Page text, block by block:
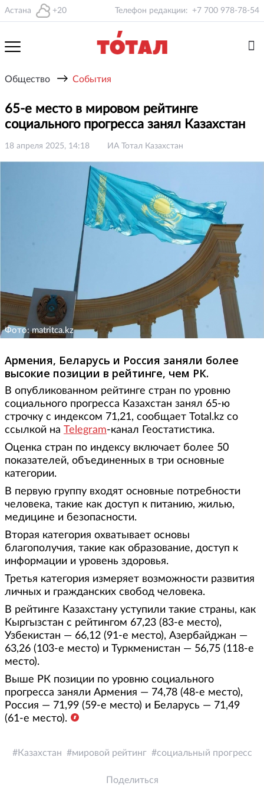
Астана +20 Телефон редакции: +7 700 978-78-54
Общество → События
65-е место в мировом рейтинге
социального прогресса занял Казахстан
18 апреля 2025, 14:18 ИА Тотал Казахстан
Фото: matritca.kz
Армения, Беларусь и Россия заняли более
высокие позиции в рейтинге, чем РК.
В опубликованном рейтинге стран по уровню
социального прогресса Казахстан занял 65-ю
строчку с индексом 71,21, сообщает Total.kz со
ссылкой на Telegram-канал Геостатистика.
Оценка стран по индексу включает более 50
показателей, объединенных в три основные
категории.
В первую группу входят основные потребности
человека, такие как доступ к питанию, жилью,
медицине и безопасности.
Вторая категория охватывает основы
благополучия, такие как образование, доступ к
информации и уровень здоровья.
Третья категория измеряет возможности развития
личных и гражданских свобод человека.
В рейтинге Казахстану уступили такие страны, как
Кыргызстан с рейтингом 67,23 (83-е место),
Узбекистан — 66,12 (91-е место), Азербайджан —
63,26 (103-е место) и Туркменистан — 56,75 (118-е
место).
Выше РК позиции по уровню социального
прогресса заняли Армения — 74,78 (48-е место),
Россия — 71,99 (59-е место) и Беларусь — 71,49
(61-е место).
Казахстан мировой рейтинг социальный прогресс
Поделиться